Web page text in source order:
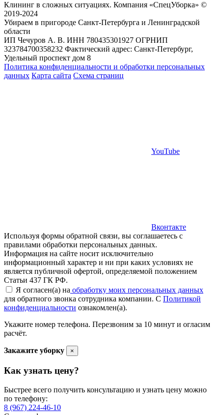
Клининг в сложных ситуациях. Компания «СпецУборка» ©
2019-2024
Убираем в пригороде Санкт-Петербурга и Ленинградской
области
ИП Чечуров А. В. ИНН 780435301927 ОГРНИП
323784700358232 Фактический адрес: Санкт-Петербург,
Удельный проспект дом 8
Политика конфиденциальности и обработки персональных
данных Карта сайта Схема страниц
YouTube
Вконтакте
Используя формы обратной связи, вы соглашаетесь с
правилами обработки персональных данных.
Информация на сайте носит исключительно
информационный характер и ни при каких условиях не
является публичной офертой, определяемой положением
Статьи 437 ГК РФ.
Я согласен(а) на обработку моих персональных данных
для обратного звонка сотрудника компании. С Политикой
конфиденциальности ознакомлен(а).
Укажите номер телефона. Перезвоним за 10 минут и огласим
расчёт.
Закажите уборку ×
Как узнать цену?
Быстрее всего получить консультацию и узнать цену можно
по телефону:
8 (967) 224-46-10